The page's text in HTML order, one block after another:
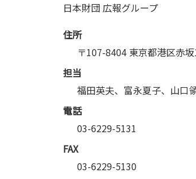
日本財団 広報グループ
住所
〒107-8404 東京都港区赤
担当
福田英夫、富永夏子、山口
電話
03-6229-5131
FAX
03-6229-5130